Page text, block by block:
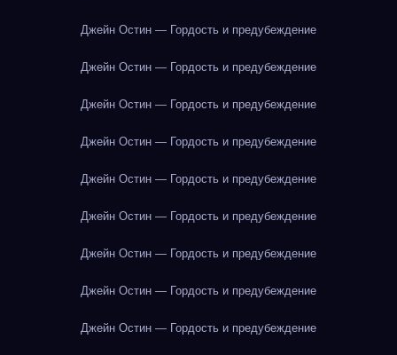
Джейн Остин — Гордость и предубеждение
Джейн Остин — Гордость и предубеждение
Джейн Остин — Гордость и предубеждение
Джейн Остин — Гордость и предубеждение
Джейн Остин — Гордость и предубеждение
Джейн Остин — Гордость и предубеждение
Джейн Остин — Гордость и предубеждение
Джейн Остин — Гордость и предубеждение
Джейн Остин — Гордость и предубеждение